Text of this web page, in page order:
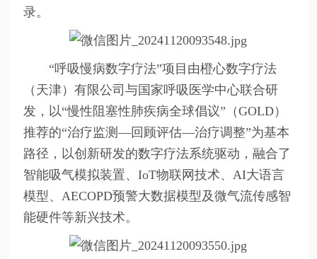
录。
“呼吸慢病数字疗法”项目由橙心数字疗法
（天津）有限公司与国家呼吸医学中心联合研
发，以“慢性阻塞性肺疾病全球倡议”（GOLD）
推荐的“治疗监测—回顾评估—治疗调整”为基本
路径，以创新研发的数字疗法系统驱动，融合了
智能吸气模拟装置、IoT物联网技术、AI大语言
模型、AECOPD预警大数据模型及微气流传感智
能硬件等新兴技术。